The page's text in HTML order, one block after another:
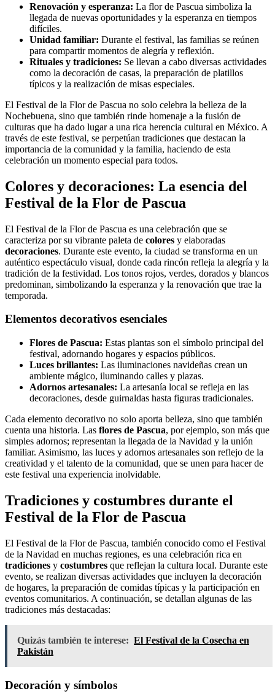
Renovación y esperanza: La flor de Pascua simboliza la
llegada de nuevas oportunidades y la esperanza en tiempos
difíciles.
Unidad familiar: Durante el festival, las familias se reúnen
para compartir momentos de alegría y reflexión.
Rituales y tradiciones: Se llevan a cabo diversas actividades
como la decoración de casas, la preparación de platillos
típicos y la realización de misas especiales.
El Festival de la Flor de Pascua no solo celebra la belleza de la
Nochebuena, sino que también rinde homenaje a la fusión de
culturas que ha dado lugar a una rica herencia cultural en México. A
través de este festival, se perpetúan tradiciones que destacan la
importancia de la comunidad y la familia, haciendo de esta
celebración un momento especial para todos.
Colores y decoraciones: La esencia del
Festival de la Flor de Pascua
El Festival de la Flor de Pascua es una celebración que se
caracteriza por su vibrante paleta de colores y elaboradas
decoraciones. Durante este evento, la ciudad se transforma en un
auténtico espectáculo visual, donde cada rincón refleja la alegría y la
tradición de la festividad. Los tonos rojos, verdes, dorados y blancos
predominan, simbolizando la esperanza y la renovación que trae la
temporada.
Elementos decorativos esenciales
Flores de Pascua: Estas plantas son el símbolo principal del
festival, adornando hogares y espacios públicos.
Luces brillantes: Las iluminaciones navideñas crean un
ambiente mágico, iluminando calles y plazas.
Adornos artesanales: La artesanía local se refleja en las
decoraciones, desde guirnaldas hasta figuras tradicionales.
Cada elemento decorativo no solo aporta belleza, sino que también
cuenta una historia. Las flores de Pascua, por ejemplo, son más que
simples adornos; representan la llegada de la Navidad y la unión
familiar. Asimismo, las luces y adornos artesanales son reflejo de la
creatividad y el talento de la comunidad, que se unen para hacer de
este festival una experiencia inolvidable.
Tradiciones y costumbres durante el
Festival de la Flor de Pascua
El Festival de la Flor de Pascua, también conocido como el Festival
de la Navidad en muchas regiones, es una celebración rica en
tradiciones y costumbres que reflejan la cultura local. Durante este
evento, se realizan diversas actividades que incluyen la decoración
de hogares, la preparación de comidas típicas y la participación en
eventos comunitarios. A continuación, se detallan algunas de las
tradiciones más destacadas:
Quizás también te interese: El Festival de la Cosecha en
Pakistán
Decoración y símbolos